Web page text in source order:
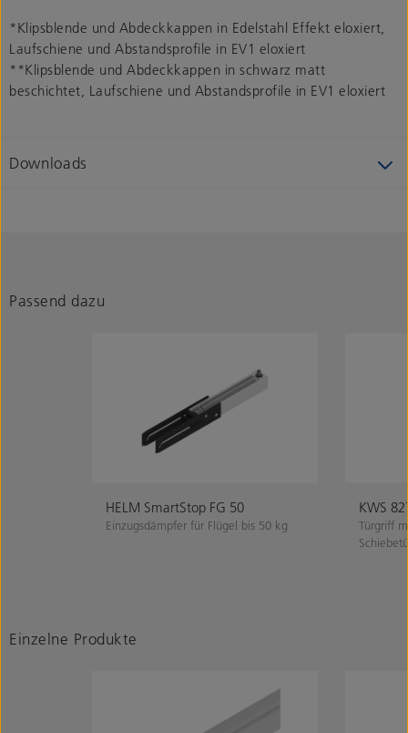
*Klipsblende und Abdeckkappen in Edelstahl Effekt eloxiert,
Laufschiene und Abstandsprofile in EV1 eloxiert
**Klipsblende und Abdeckkappen in schwarz matt
beschichtet, Laufschiene und Abstandsprofile in EV1 eloxiert
Downloads
Passend dazu
HELM SmartStop FG 50
Einzugsdämpfer für Flügel bis 50 kg
KWS
Türgriff
Einzelne Produkte